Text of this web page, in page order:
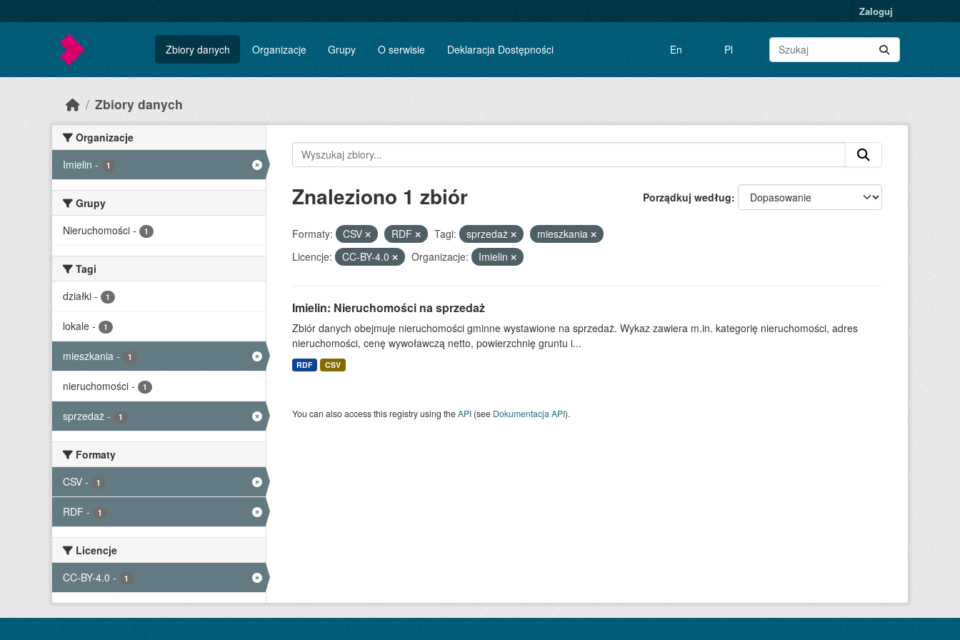
Zaloguj
Zbiory danych Organizacje Grupy O serwisie Deklaracja Dostępności En Pl
Zbiory danych
Organizacje
Imielin - 1
Grupy
Nieruchomości - 1
Tagi
działki - 1
lokale - 1
mieszkania - 1
nieruchomości - 1
sprzedaż - 1
Formaty
CSV - 1
RDF - 1
Licencje
CC-BY-4.0 - 1
Porządkuj według
Znaleziono 1 zbiór
Formaty: CSV RDF Tagi: sprzedaż
mieszkania
Licencje:
CC-BY-4.0 Organizacje: Imielin
Imielin: Nieruchomości na sprzedaż
Zbiór danych obejmuje nieruchomości gminne wystawione na sprzedaż. Wykaz zawiera m.in. kategorię nieruchomości, adres
nieruchomości, cenę wywoławczą netto, powierzchnię gruntu i...
RDF CSV
You can also access this registry using theAPI(see Dokumentacja API).